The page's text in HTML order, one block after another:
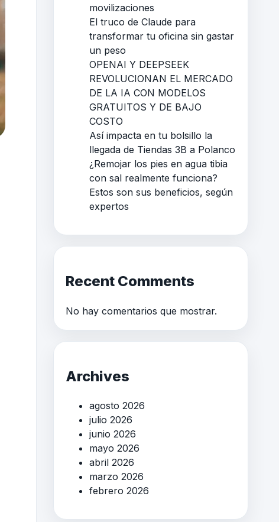
movilizaciones
El truco de Claude para
transformar tu oficina sin gastar
un peso
OPENAI Y DEEPSEEK
REVOLUCIONAN EL MERCADO
DE LA IA CON MODELOS
GRATUITOS Y DE BAJO
COSTO
Así impacta en tu bolsillo la
llegada de Tiendas 3B a Polanco
¿Remojar los pies en agua tibia
con sal realmente funciona?
Estos son sus beneficios, según
expertos
Recent Comments
No hay comentarios que mostrar.
Archives
agosto 2026
julio 2026
junio 2026
mayo 2026
abril 2026
marzo 2026
febrero 2026